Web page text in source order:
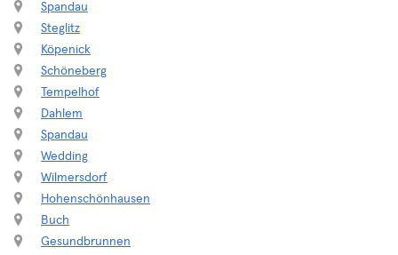
Spandau
Steglitz
Köpenick
Schöneberg
Tempelhof
Dahlem
Spandau
Wedding
Wilmersdorf
Hohenschönhausen
Buch
Gesundbrunnen